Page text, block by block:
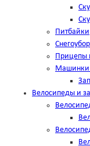
Питбайки
Прицепы
Машинки
Велосипеды и